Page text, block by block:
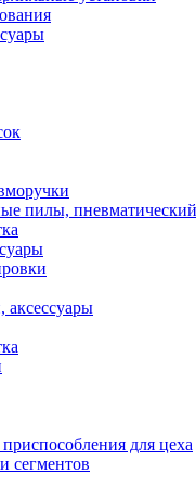
пилы,
для цеха
сегментов